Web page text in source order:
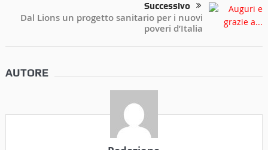
Successivo
Dal Lions un progetto sanitario per i nuovi
poveri d’Italia
AUTORE